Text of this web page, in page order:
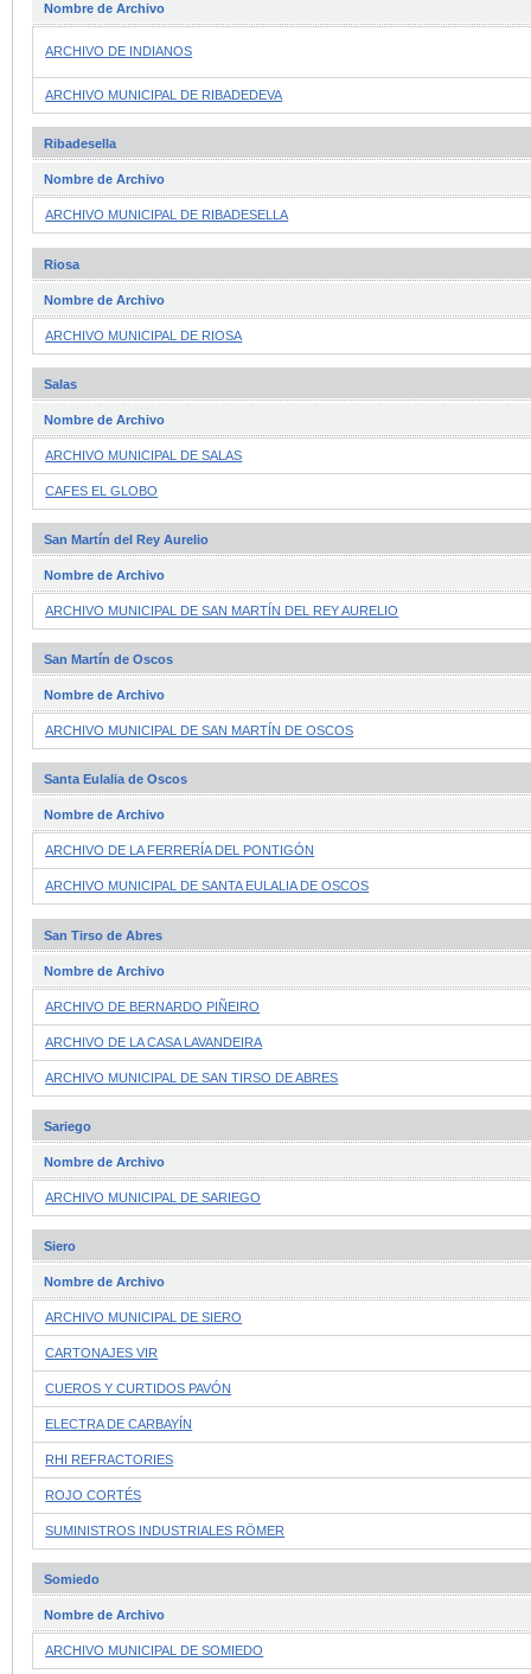
Nombre de Archivo
ARCHIVO DE INDIANOS
ARCHIVO MUNICIPAL DE RIBADEDEVA
Ribadesella
Nombre de Archivo
ARCHIVO MUNICIPAL DE RIBADESELLA
Riosa
Nombre de Archivo
ARCHIVO MUNICIPAL DE RIOSA
Salas
Nombre de Archivo
ARCHIVO MUNICIPAL DE SALAS
CAFES EL GLOBO
San Martín del Rey Aurelio
Nombre de Archivo
ARCHIVO MUNICIPAL DE SAN MARTÍN DEL REY AURELIO
San Martín de Oscos
Nombre de Archivo
ARCHIVO MUNICIPAL DE SAN MARTÍN DE OSCOS
Santa Eulalia de Oscos
Nombre de Archivo
ARCHIVO DE LA FERRERÍA DEL PONTIGÓN
ARCHIVO MUNICIPAL DE SANTA EULALIA DE OSCOS
San Tirso de Abres
Nombre de Archivo
ARCHIVO DE BERNARDO PIÑEIRO
ARCHIVO DE LA CASA LAVANDEIRA
ARCHIVO MUNICIPAL DE SAN TIRSO DE ABRES
Sariego
Nombre de Archivo
ARCHIVO MUNICIPAL DE SARIEGO
Siero
Nombre de Archivo
ARCHIVO MUNICIPAL DE SIERO
CARTONAJES VIR
CUEROS Y CURTIDOS PAVÓN
ELECTRA DE CARBAYÍN
RHI REFRACTORIES
ROJO CORTÉS
SUMINISTROS INDUSTRIALES RÖMER
Somiedo
Nombre de Archivo
ARCHIVO MUNICIPAL DE SOMIEDO